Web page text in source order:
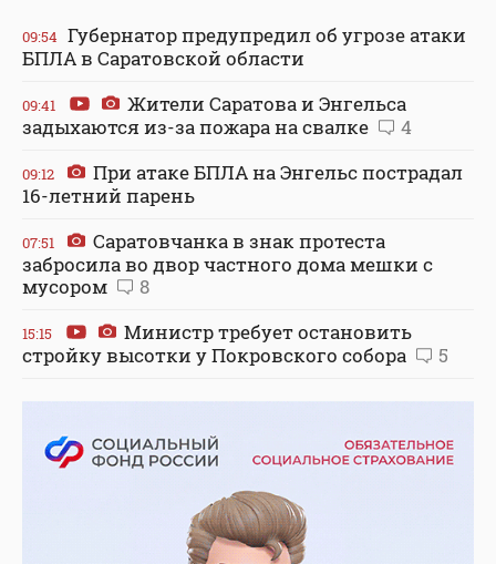
09:54 Губернатор предупредил об угрозе атаки
БПЛА в Саратовской области
09:41
Жители Саратова и Энгельса
задыхаются из-за пожара на свалке
4
09:12
При атаке БПЛА на Энгельс пострадал
16-летний парень
07:51
Саратовчанка в знак протеста
забросила во двор частного дома мешки с
мусором
8
15:15
Министр требует остановить
стройку высотки у Покровского собора
5